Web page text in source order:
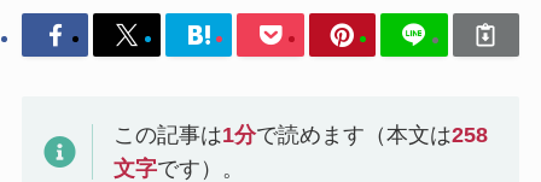
この記事は1分で読めます（本文は258
文字です）。